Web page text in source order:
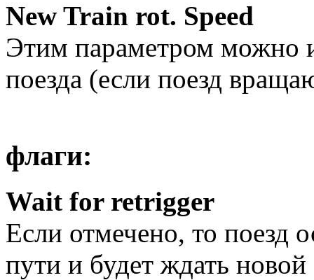
New Train rot. Speed
Этим параметром можно
поезда (если поезд
флаги:
Wait for retrigger
Если отмечено, то поезд
пути и будет ждать новой